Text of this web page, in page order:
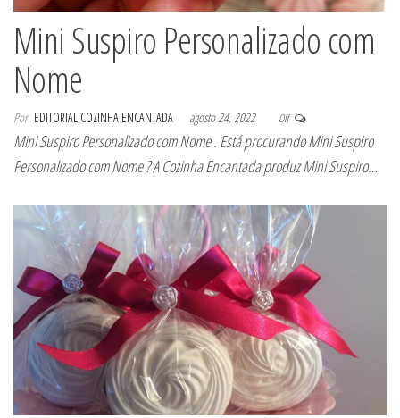
Mini Suspiro Personalizado com
Nome
Por EDITORIAL COZINHA ENCANTADA agosto 24, 2022 Off
Mini Suspiro Personalizado com Nome . Está procurando Mini Suspiro
Personalizado com Nome ? A Cozinha Encantada produz Mini Suspiro…